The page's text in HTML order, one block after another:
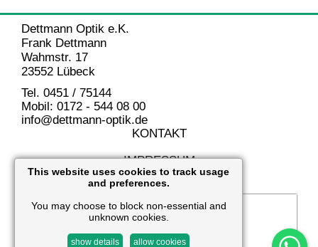
This website uses cookies to track usage
and preferences.
You may choose to block non-essential and
unknown cookies.
show details allow cookies
Dettmann Optik e.K.
Frank Dettmann
Wahmstr. 17
23552 Lübeck
Tel. 0451 / 75144
Mobil: 0172 - 544 08 00
info@dettmann-optik.de
KONTAKT
IMPRESSUM
DATENSCHUTZ